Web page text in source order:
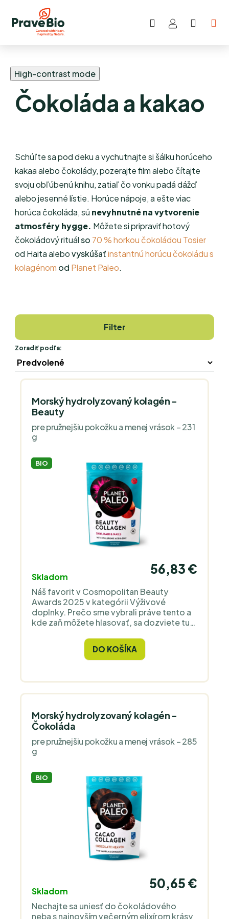
Prejsť
Hľadať
High-contrast mode
Čokoláda a kakao
Schúľte sa pod deku a vychutnajte si šálku horúceho
kakaa alebo čokolády, pozerajte film alebo čítajte
svoju obľúbenú knihu, zatiaľ čo vonku padá dážď
alebo jesenné lístie. Horúce nápoje, a ešte viac
horúca čokoláda, sú nevyhnutné na vytvorenie
atmosféry hygge. Môžete si pripraviť hotový
čokoládový rituálso 70 % horkou čokoládou Tosier
od Haita alebovyskúšaťinstantnú horúcu čokoládu s
kolagénom od Planet Paleo.
Filter
Zoradiť podľa:
Morský hydrolyzovaný kolagén -
Beauty
pre pružnejšiu pokožku a menej vrások – 231
g
BIO
Skladom
56,83 €
Náš favorit v Cosmopolitan Beauty
Awards 2025 v kategórii Výživové
doplnky. Prečo sme vybrali práve tento a
kde zaň môžete hlasovať, sa dozviete tu.
od Planet Paleo pre zdravú pokožku,
vlasy, nechty, kĺby a kosti je určený pre
vás. Táto zmes morského kolagénu s
klasického jahodového smoothie.
DO KOŠÍKA
Morský hydrolyzovaný kolagén -
Čokoláda
pre pružnejšiu pokožku a menej vrások – 285
g
BIO
Skladom
50,65 €
Nechajte sa uniesť do čokoládového
neba s najnovším večerným elixírom krásy